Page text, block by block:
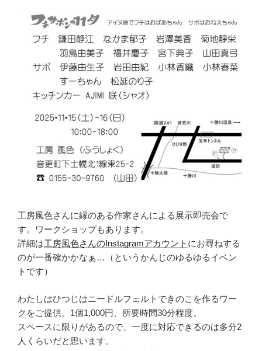
工房風色さんに縁のある作家さんによる展示即売会で
す。ワークショップもあります。
詳細は工房風色さんのInstagramアカウント にお尋ねする
のが一番確かかなぁ…（というかんじのゆるゆるイベン
トです）
わたしはひつじはニードルフェルトできのこを作るワー
クをご提供。1個1,000円、所要時間30分程度。
スペースに限りがあるので、一度に対応できるのは多分2
人くらいだと思います。